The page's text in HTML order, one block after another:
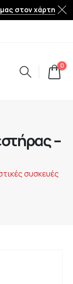
στον χάρτη
0
–
συσκευές